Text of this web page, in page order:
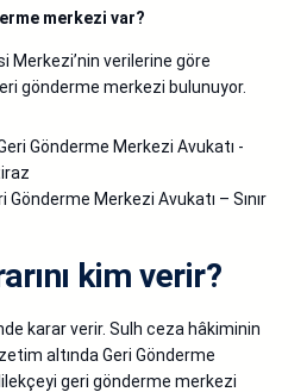
merkezi var?
Merkezi’nin verilerine göre
gönderme merkezi bulunuyor.
Gönderme Merkezi Avukatı – Sınır
kim verir?
karar verir. Sulh ceza hâkiminin
altında Geri Gönderme
geri gönderme merkezi